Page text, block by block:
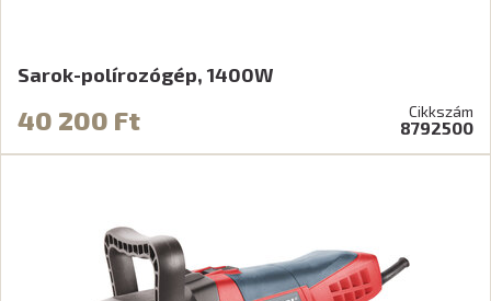
Sarok-polírozógép, 1400W
40 200 Ft Cikkszám
8792500